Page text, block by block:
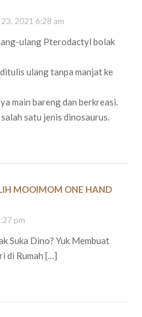
2021 6:28 am
ulang Pterodactyl bolak
ulang tanpa manjat ke
main bareng dan berkreasi.
satu jenis dinosaurus.
MOOIMOM ONE HAND
pm
Suka Dino? Yuk Membuat
di Rumah […]